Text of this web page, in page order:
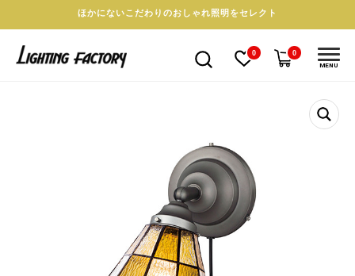
ほかにないこだわりのおしゃれ照明をセレクト
0 0
MENU